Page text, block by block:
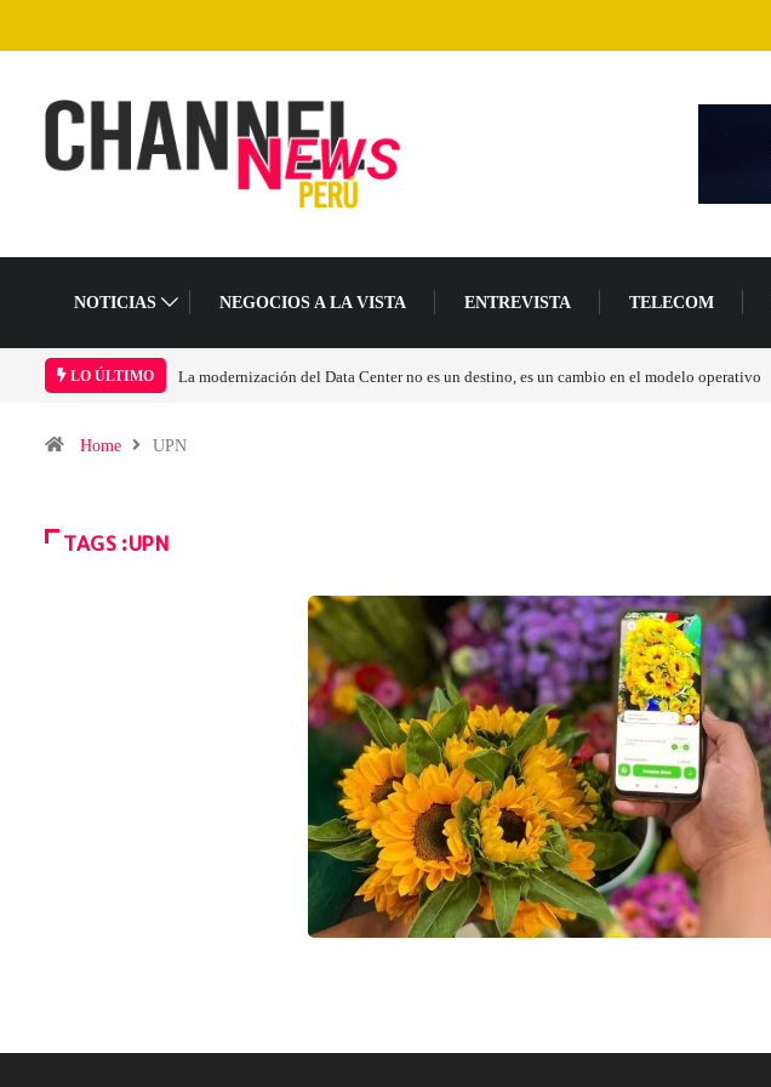
NOTICIAS NEGOCIOS A LA VISTA ENTREVISTA TELECOM
LO ÚLTIMO La modernización del Data Center no es un destino, es un cambio en el modelo operativo
Home UPN
TAGS :UPN